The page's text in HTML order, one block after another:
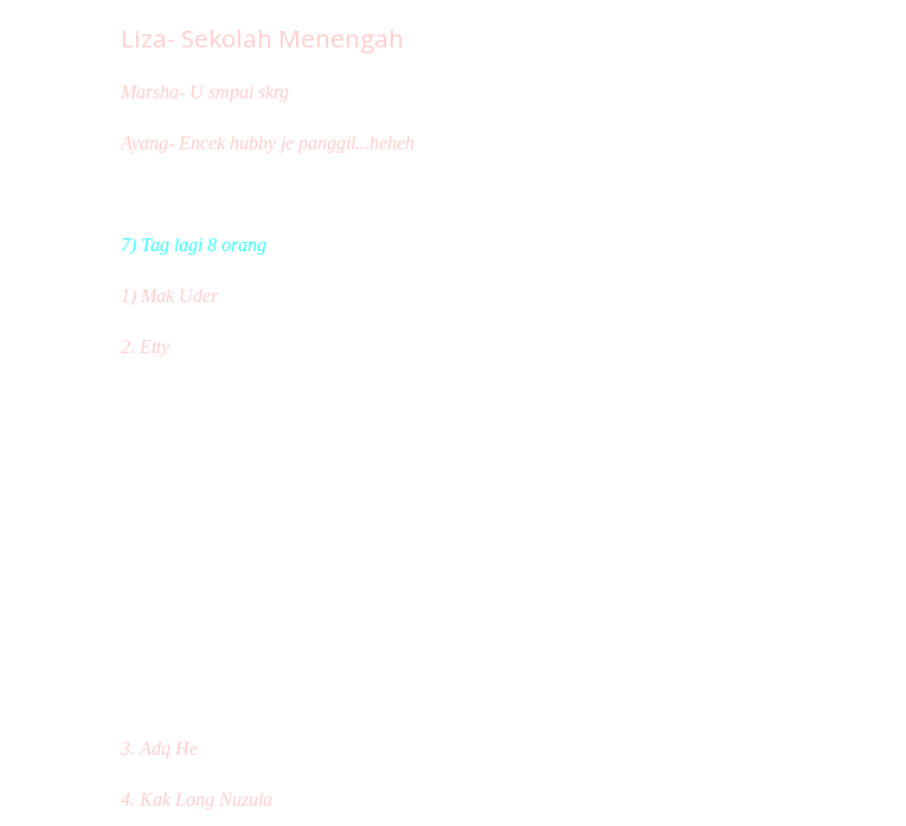
Liza- Sekolah Menengah
Marsha- U smpai skrg
Ayang- Encek hubby je panggil...heheh
7) Tag lagi 8 orang
1) Mak Uder
2. Etty
3. Adq He
4. Kak Long Nuzula